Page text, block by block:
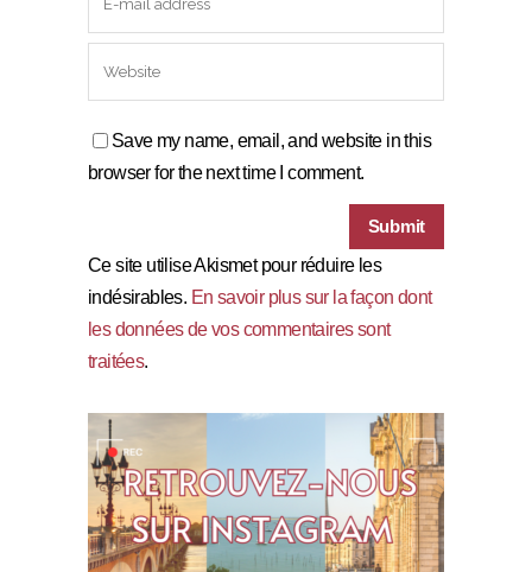
Save my name, email, and website in this
browser for the next time I comment.
Ce site utilise Akismet pour réduire les
indésirables. En savoir plus sur la façon dont
les données de vos commentaires sont
traitées.